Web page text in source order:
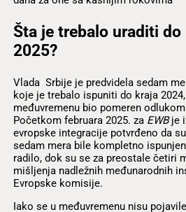
Šta je trebalo uraditi do
2025?
Vlada Srbije je predvidela sedam
koje je trebalo ispuniti do kraja
međuvremenu bio pomeren
Početkom februara 2025. za EWBje
evropske integracije potvrđeno da
sedam mera bile kompletno
radilo, dok su se za preostale četiri
mišljenja nadležnih međunarodnih
Evropske komisije.
Iako se u međuvremenu nisu